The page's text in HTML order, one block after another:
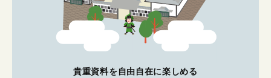
貴重資料を自由自在に楽しめる